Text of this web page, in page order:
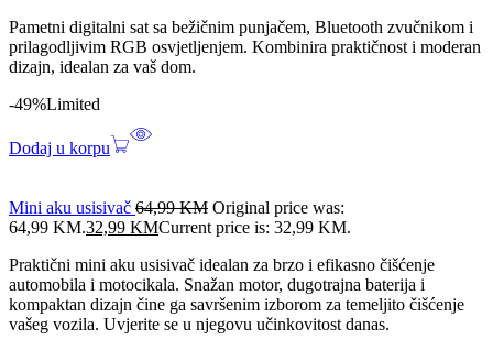
Pametni digitalni sat sa bežičnim punjačem, Bluetooth zvučnikom i
prilagodljivim RGB osvjetljenjem. Kombinira praktičnost i moderan
dizajn, idealan za vaš dom.
-49%Limited
Dodaj u korpu
Mini aku usisivač 64,99KM Original price was:
64,99 KM.32,99 KMCurrent price is: 32,99 KM.
Praktični mini aku usisivač idealan za brzo i efikasno čišćenje
automobila i motocikala. Snažan motor, dugotrajna baterija i
kompaktan dizajn čine ga savršenim izborom za temeljito čišćenje
vašeg vozila. Uvjerite se u njegovu učinkovitost danas.